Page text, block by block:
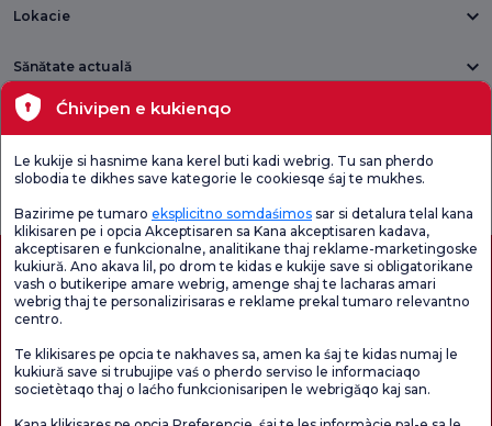
Lokacie
Sănătate actuală
Unități medicale
Sondaj general
Verificați
Chestionarul de
Sondaj de
Ćhivipen e kukienqo
Le kukije si hasnime kana kerel buti kadi webrig. Tu san pherdo
slobodia te dikhes save kategorie le cookiesqe śaj te mukhes.
Bazirime pe tumaro eksplicitno somdaśimos sar si detalura telal kana
klikisaren pe i opcia Akceptisaren sa Kana akceptisaren kadava,
akceptisaren e funkcionalne, analitikane thaj reklame-marketingoske
kukiură. Ano akava lil, po drom te kidas e kukije save si obligatorikane
vash o butikeripe amare webrig, amenge shaj te lacharas amari
webrig thaj te personalizirisaras e reklame prekal tumaro relevantno
centro.
Te klikisares pe opcia te nakhaves sa, amen ka śaj te kidas numaj le
kukiură save si trubujipe vaś o pherdo serviso le informaciaqo
societètaqo thaj o laćho funkcionisaripen le webrigăqo kaj san.